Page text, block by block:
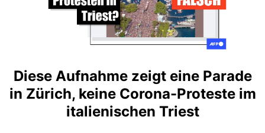
Diese Aufnahme zeigt eine Parade
in Zürich, keine Corona-Proteste im
italienischen Triest